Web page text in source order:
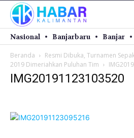
Nasional Banjarbaru Banjar
Beranda
Resmi Dibuka, Turnamen
2019 Dimeriahkan Puluhan Tim
IMG20191123103520